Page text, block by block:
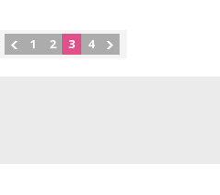
1 2 3 4